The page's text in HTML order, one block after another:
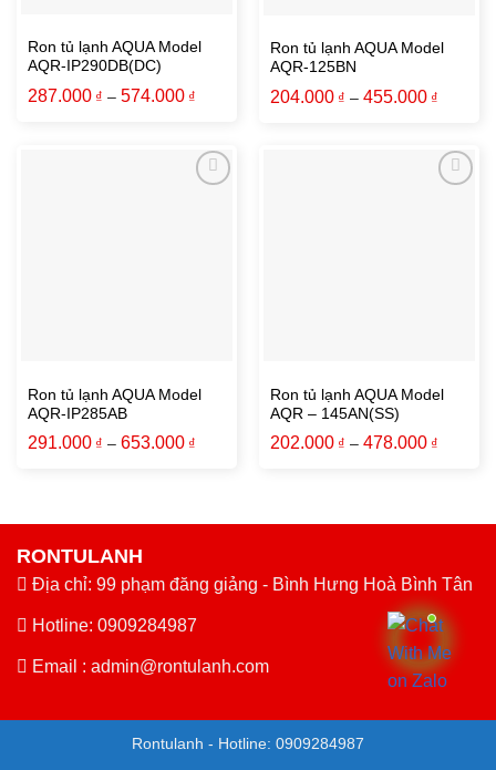
Ron tủ lạnh AQUA Model
AQR-IP290DB(DC)
287.000 ₫ – 574.000 ₫
Ron tủ lạnh AQUA Model
AQR-125BN
204.000 ₫ – 455.000 ₫
Ron tủ lạnh AQUA Model
AQR-IP285AB
291.000 ₫ – 653.000 ₫
Ron tủ lạnh AQUA Model
AQR – 145AN(SS)
202.000 ₫ – 478.000 ₫
RONTULANH
Địa chỉ: 99 phạm đăng giảng - Bình Hưng Hoà Bình Tân
Hotline: 0909284987
Email : admin@rontulanh.com
Rontulanh - Hotline: 0909284987